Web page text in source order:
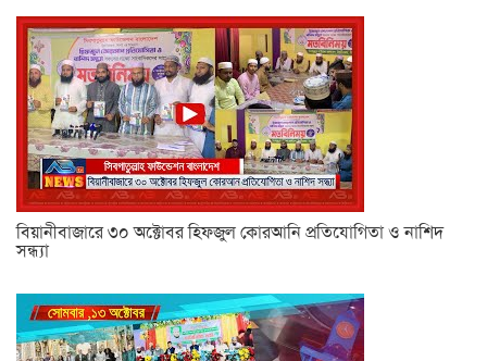
বিয়ানীবাজারে ৩০ অক্টোবর হিফজুল কোরআনি প্রতিযোগিতা ও নাশিদ
সন্ধ্যা